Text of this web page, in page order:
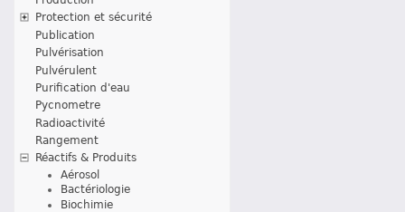
Protection et sécurité
Publication
Pulvérisation
Pulvérulent
Purification d'eau
Pycnometre
Radioactivité
Rangement
Réactifs & Produits
Aérosol
Bactériologie
Biochimie